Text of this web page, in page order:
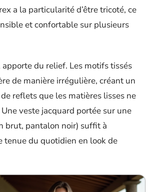
a la particularité d’être tricoté, ce
et confortable sur plusieurs
apporte du relief. Les motifs tissés
de manière irrégulière, créant un
de reflets que les matières lisses ne
veste jacquard portée sur une
brut, pantalon noir) suffit à
tenue du quotidien en look de